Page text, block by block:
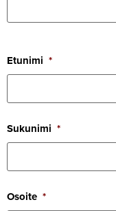
Etunimi *
Sukunimi *
Osoite *